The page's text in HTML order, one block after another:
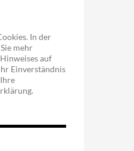
In der
mehr
auf
Einverständnis